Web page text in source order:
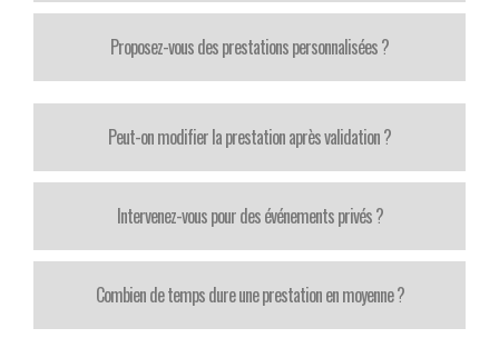
Proposez-vous des prestations personnalisées ?
Peut-on modifier la prestation après validation ?
Intervenez-vous pour des événements privés ?
Combien de temps dure une prestation en moyenne ?